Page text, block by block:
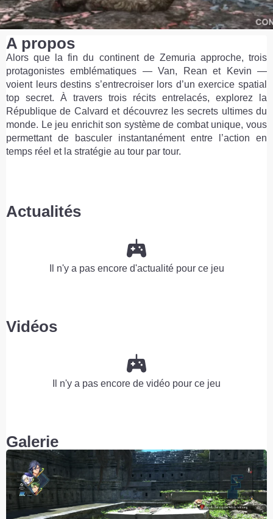
A propos
Alors que la fin du continent de Zemuria approche, trois
protagonistes emblématiques — Van, Rean et Kevin —
voient leurs destins s’entrecroiser lors d’un exercice spatial
top secret. À travers trois récits entrelacés, explorez la
République de Calvard et découvrez les secrets ultimes du
monde. Le jeu enrichit son système de combat unique, vous
permettant de basculer instantanément entre l’action en
temps réel et la stratégie au tour par tour.
Actualités
Il n'y a pas encore d'actualité pour ce jeu
Vidéos
Il n'y a pas encore de vidéo pour ce jeu
Galerie